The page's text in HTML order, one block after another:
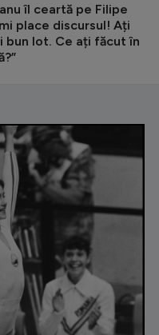
îl ceartă pe Filipe
place discursul! Ați
bun lot. Ce ați făcut în